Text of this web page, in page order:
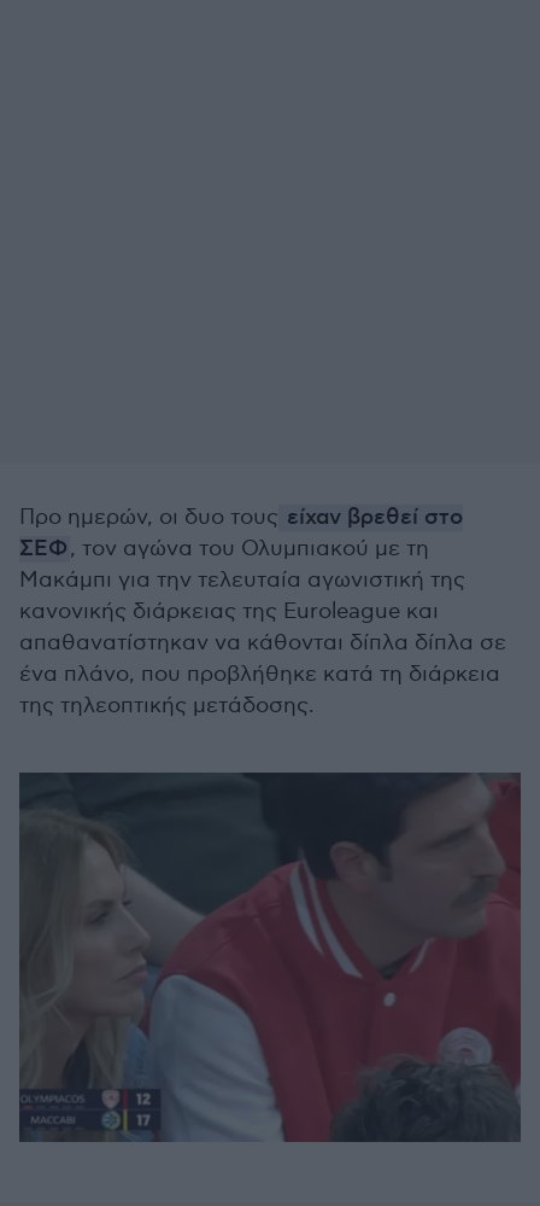
Προ ημερών, οι δυο τους είχαν βρεθεί στο
ΣΕΦ, τον αγώνα του Ολυμπιακού με τη
Μακάμπι για την τελευταία αγωνιστική της
κανονικής διάρκειας της Euroleague και
απαθανατίστηκαν να κάθονται δίπλα δίπλα σε
ένα πλάνο, που προβλήθηκε κατά τη διάρκεια
της τηλεοπτικής μετάδοσης.